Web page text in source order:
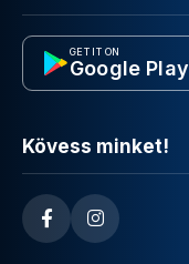
GET IT ON
Google Play
Kövess minket!